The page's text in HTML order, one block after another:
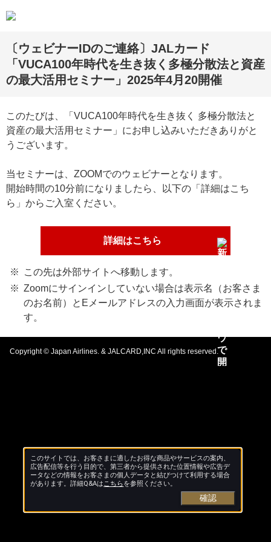
〔ウェビナーIDのご連絡〕JALカード
「VUCA100年時代を生き抜く多極分散法と資産
の最大活用セミナー」2025年4月20開催
このたびは、「VUCA100年時代を生き抜く 多極分散法と
資産の最大活用セミナー」にお申し込みいただきありがと
うございます。
当セミナーは、ZOOMでのウェビナーとなります。
開始時間の10分前になりましたら、以下の「詳細はこち
ら」からご入室ください。
詳細はこちら
この先は外部サイトへ移動します。
Zoomにサインインしていない場合は表示名（お客さま
のお名前）とEメールアドレスの入力画面が表示されま
す。
Copyright © Japan Airlines. & JALCARD,INC All rights reserved.
このサイトでは、お客さまに適したお得な商品やサービスの案内、
広告配信等を行う目的で、第三者から提供された位置情報や広告デ
ータなどの情報をお客さまの個人データと結びつけて利用する場合
があります。詳細Q&Aはこちらを参照ください。
確認